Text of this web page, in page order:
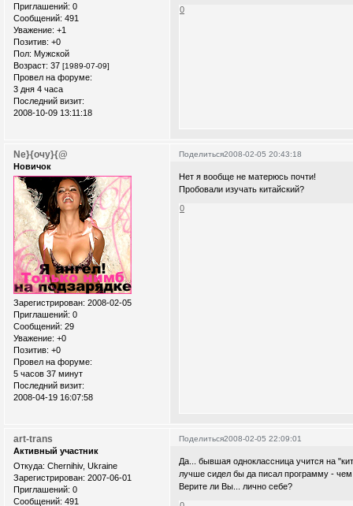
Приглашений: 0
Сообщений: 491
Уважение: +1
Позитив: +0
Пол: Мужской
Возраст: 37 [1989-07-09]
Провел на форуме:
3 дня 4 часа
Последний визит:
2008-10-09 13:11:18
0
Поделиться2008-02-05 20:43:18
Ne}{очу}{@
Новичок
Зарегистрирован: 2008-02-05
Приглашений: 0
Сообщений: 29
Уважение: +0
Позитив: +0
Провел на форуме:
5 часов 37 минут
Последний визит:
2008-04-19 16:07:58
Нет я вообще не матерюсь почти!
Пробовали изучать китайский?
0
Поделиться2008-02-05 22:09:01
art-trans
Активный участник
Откуда: Chernihiv, Ukraine
Зарегистрирован: 2007-06-01
Приглашений: 0
Сообщений: 491
Да... бывшая одноклассница учится на
лучше сидел бы да писал программу -
Верите ли Вы... лично себе?